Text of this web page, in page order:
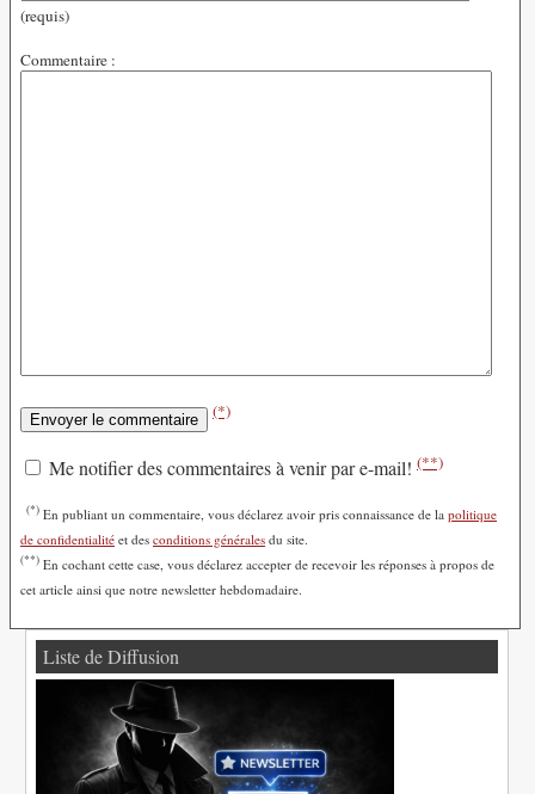
(requis)
Commentaire :
(*)
Me notifier des commentaires à venir par e-mail! (**)
(*) En publiant un commentaire, vous déclarez avoir pris connaissance de la politique
de confidentialité et des conditions générales du site.
(**) En cochant cette case, vous déclarez accepter de recevoir les réponses à propos de
cet article ainsi que notre newsletter hebdomadaire.
Liste de Diffusion